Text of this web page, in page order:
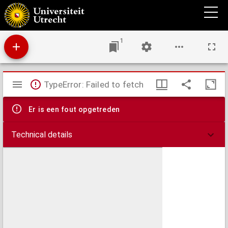
Charte von den Kaiserlich Oesterreichischen Ungarischen Ländern
1
Mirador
viewer
TypeError: Failed to fetch
Er is een fout opgetreden
Technical details